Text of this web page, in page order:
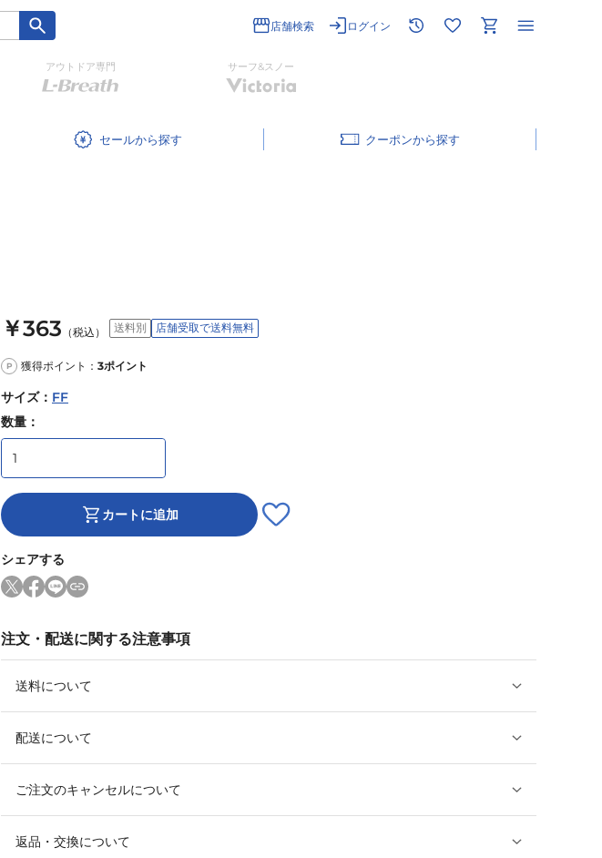
店舗検索 ログイン
アウトドア専門 サーフ&スノー
セール クーポン
￥363 （税込） 送料別 店舗受取で送料無料
P 獲得ポイント： 3ポイント
サイズ： FF
数量：
カートに追加
シェアする
注文・配送に関する注意事項
送料について
配送について
ご注文のキャンセルについて
返品・交換について